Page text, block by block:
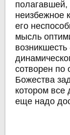
полагавшей,
неизбежное
его
мысль
сотворен по
Божества
котором все
еще надо